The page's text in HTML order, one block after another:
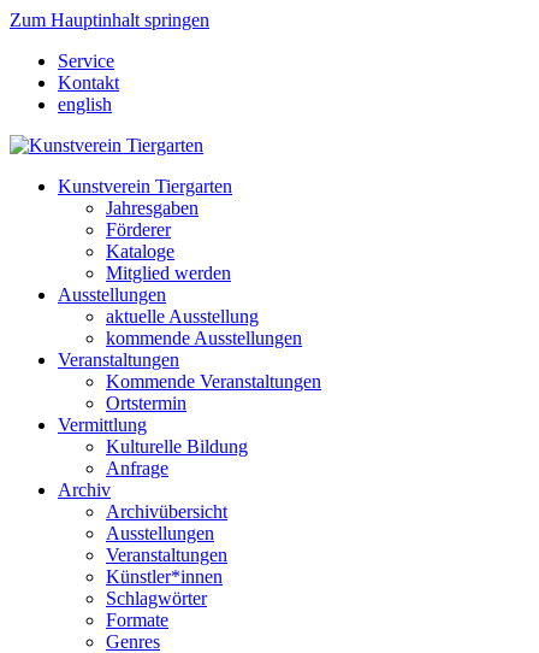
Zum Hauptinhalt springen
Service
Kontakt
english
Kunstverein Tiergarten
Jahresgaben
Förderer
Kataloge
Mitglied werden
Ausstellungen
aktuelle Ausstellung
kommende Ausstellungen
Veranstaltungen
Kommende Veranstaltungen
Ortstermin
Vermittlung
Kulturelle Bildung
Anfrage
Archiv
Archivübersicht
Ausstellungen
Veranstaltungen
Künstler*innen
Schlagwörter
Formate
Genres